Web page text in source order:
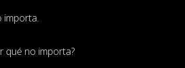
importa.
qué no importa?